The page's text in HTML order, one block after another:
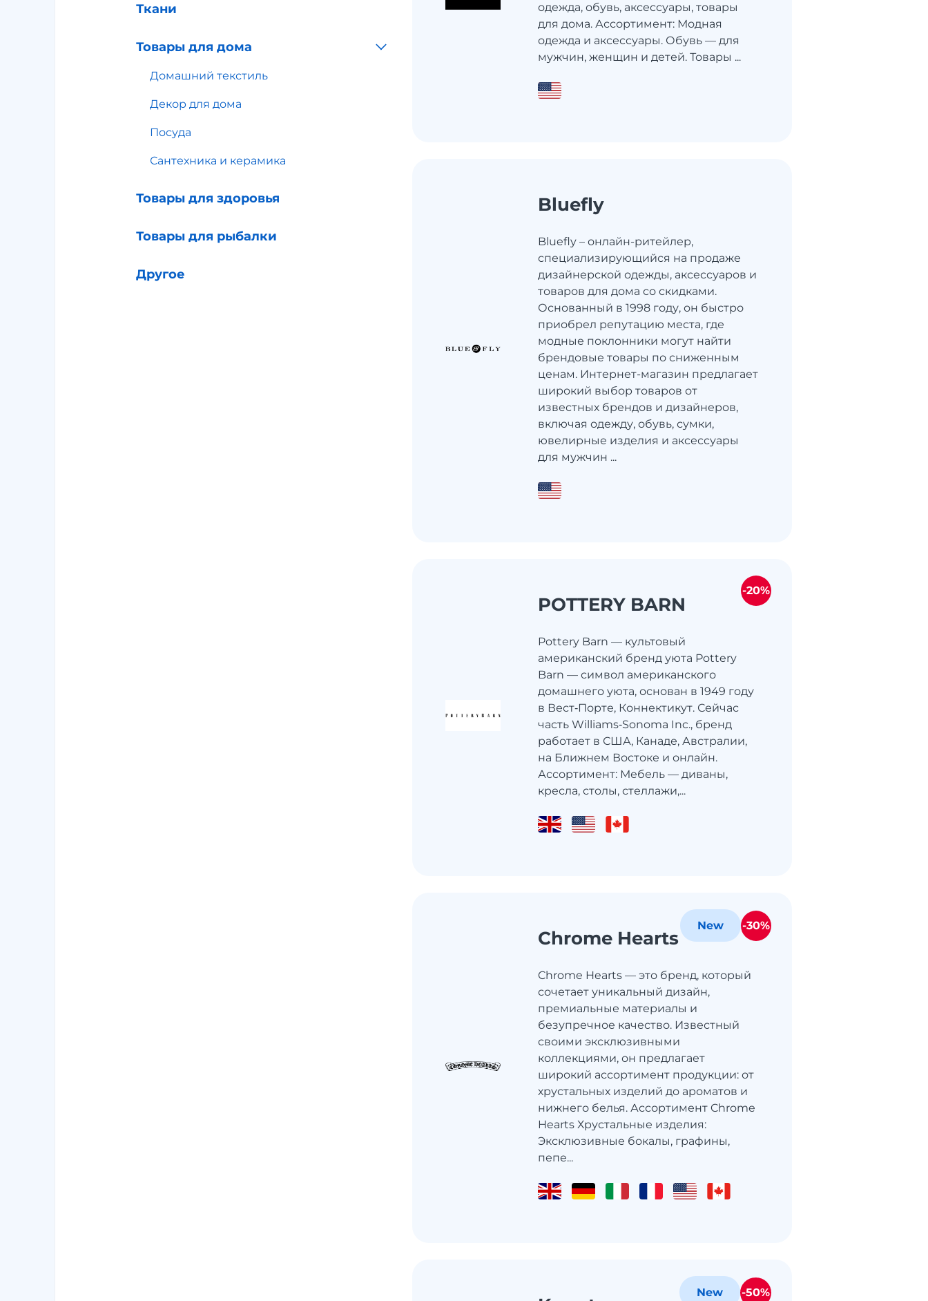
Ткани
Товары для дома
Домашний текстиль
Декор для дома
Посуда
Сантехника и керамика
Товары для здоровья
Товары для рыбалки
Другое
одежда, обувь, аксессуары, товары
для дома. Ассортимент: Модная
одежда и аксессуары. Обувь — для
мужчин, женщин и детей. Товары ...
Bluefly
Bluefly – онлайн-ритейлер,
специализирующийся на продаже
дизайнерской одежды, аксессуаров и
товаров для дома со скидками.
Основанный в 1998 году, он быстро
приобрел репутацию места, где
модные поклонники могут найти
брендовые товары по сниженным
ценам. Интернет-магазин предлагает
широкий выбор товаров от
известных брендов и дизайнеров,
включая одежду, обувь, сумки,
ювелирные изделия и аксессуары
для мужчин ...
POTTERY BARN
Pottery Barn — культовый
американский бренд уюта Pottery
Barn — символ американского
домашнего уюта, основан в 1949 году
в Вест‑Порте, Коннектикут. Сейчас
часть Williams‑Sonoma Inc., бренд
работает в США, Канаде, Австралии,
на Ближнем Востоке и онлайн.
Ассортимент: Мебель — диваны,
кресла, столы, стеллажи,...
-20%
Chrome Hearts
Chrome Hearts — это бренд, который
сочетает уникальный дизайн,
премиальные материалы и
безупречное качество. Известный
своими эксклюзивными
коллекциями, он предлагает
широкий ассортимент продукции: от
хрустальных изделий до ароматов и
нижнего белья. Ассортимент Chrome
Hearts Хрустальные изделия:
Эксклюзивные бокалы, графины,
пепе...
New -30%
New -50%